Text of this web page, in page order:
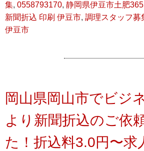
集, 0558793170, 静岡県伊豆市土肥365
新聞折込 印刷 伊豆市, 調理スタッフ募
伊豆市
岡山県岡山市でビジ
より新聞折込のご依
た！折込料3.0円〜求